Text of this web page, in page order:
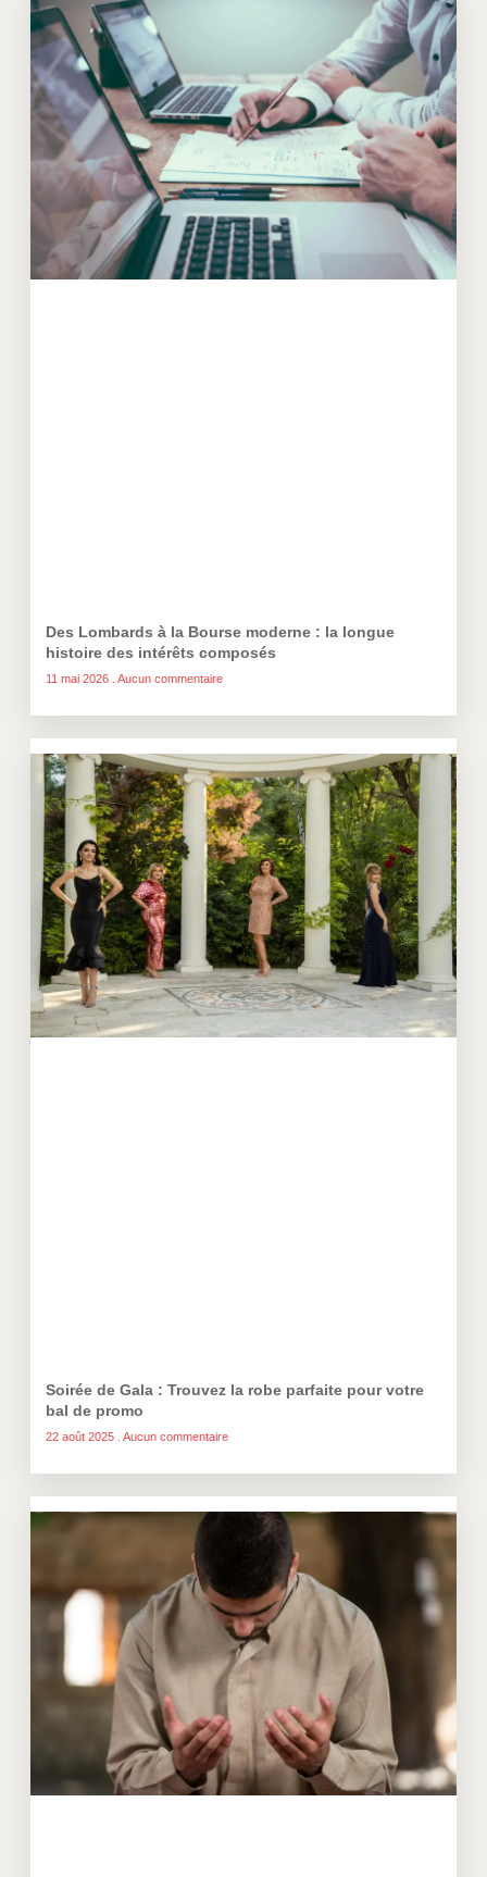
Des Lombards à la Bourse moderne : la longue
histoire des intérêts composés
11 mai 2026 Aucun commentaire
Soirée de Gala : Trouvez la robe parfaite pour votre
bal de promo
22 août 2025 Aucun commentaire